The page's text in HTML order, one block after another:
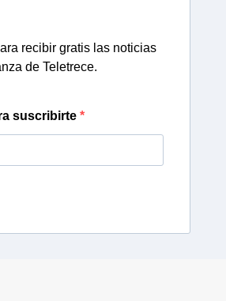
recibir gratis las noticias
de Teletrece.
suscribirte